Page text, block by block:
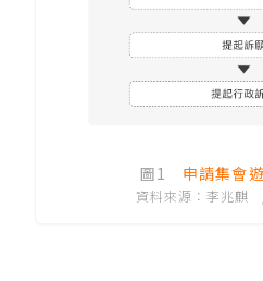
圖1 申請集會
資料來源：李兆